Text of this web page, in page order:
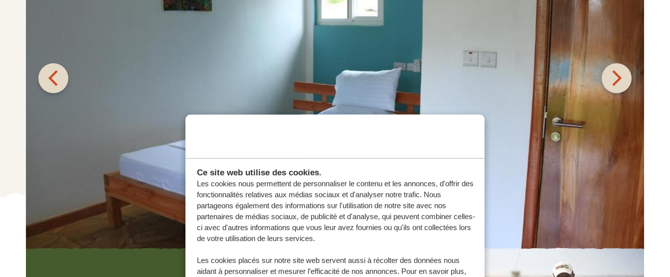
Ce site web utilise des cookies.
Les cookies nous permettent de personnaliser le contenu et les annonces, d'offrir des
fonctionnalités relatives aux médias sociaux et d'analyser notre trafic. Nous
partageons également des informations sur l'utilisation de notre site avec nos
partenaires de médias sociaux, de publicité et d'analyse, qui peuvent combiner celles-
ci avec d'autres informations que vous leur avez fournies ou qu'ils ont collectées lors
de votre utilisation de leurs services.
Les cookies placés sur notre site web servent aussi à récolter des données nous
aidant à personnaliser et mesurer l’efficacité de nos annonces. Pour en savoir plus,